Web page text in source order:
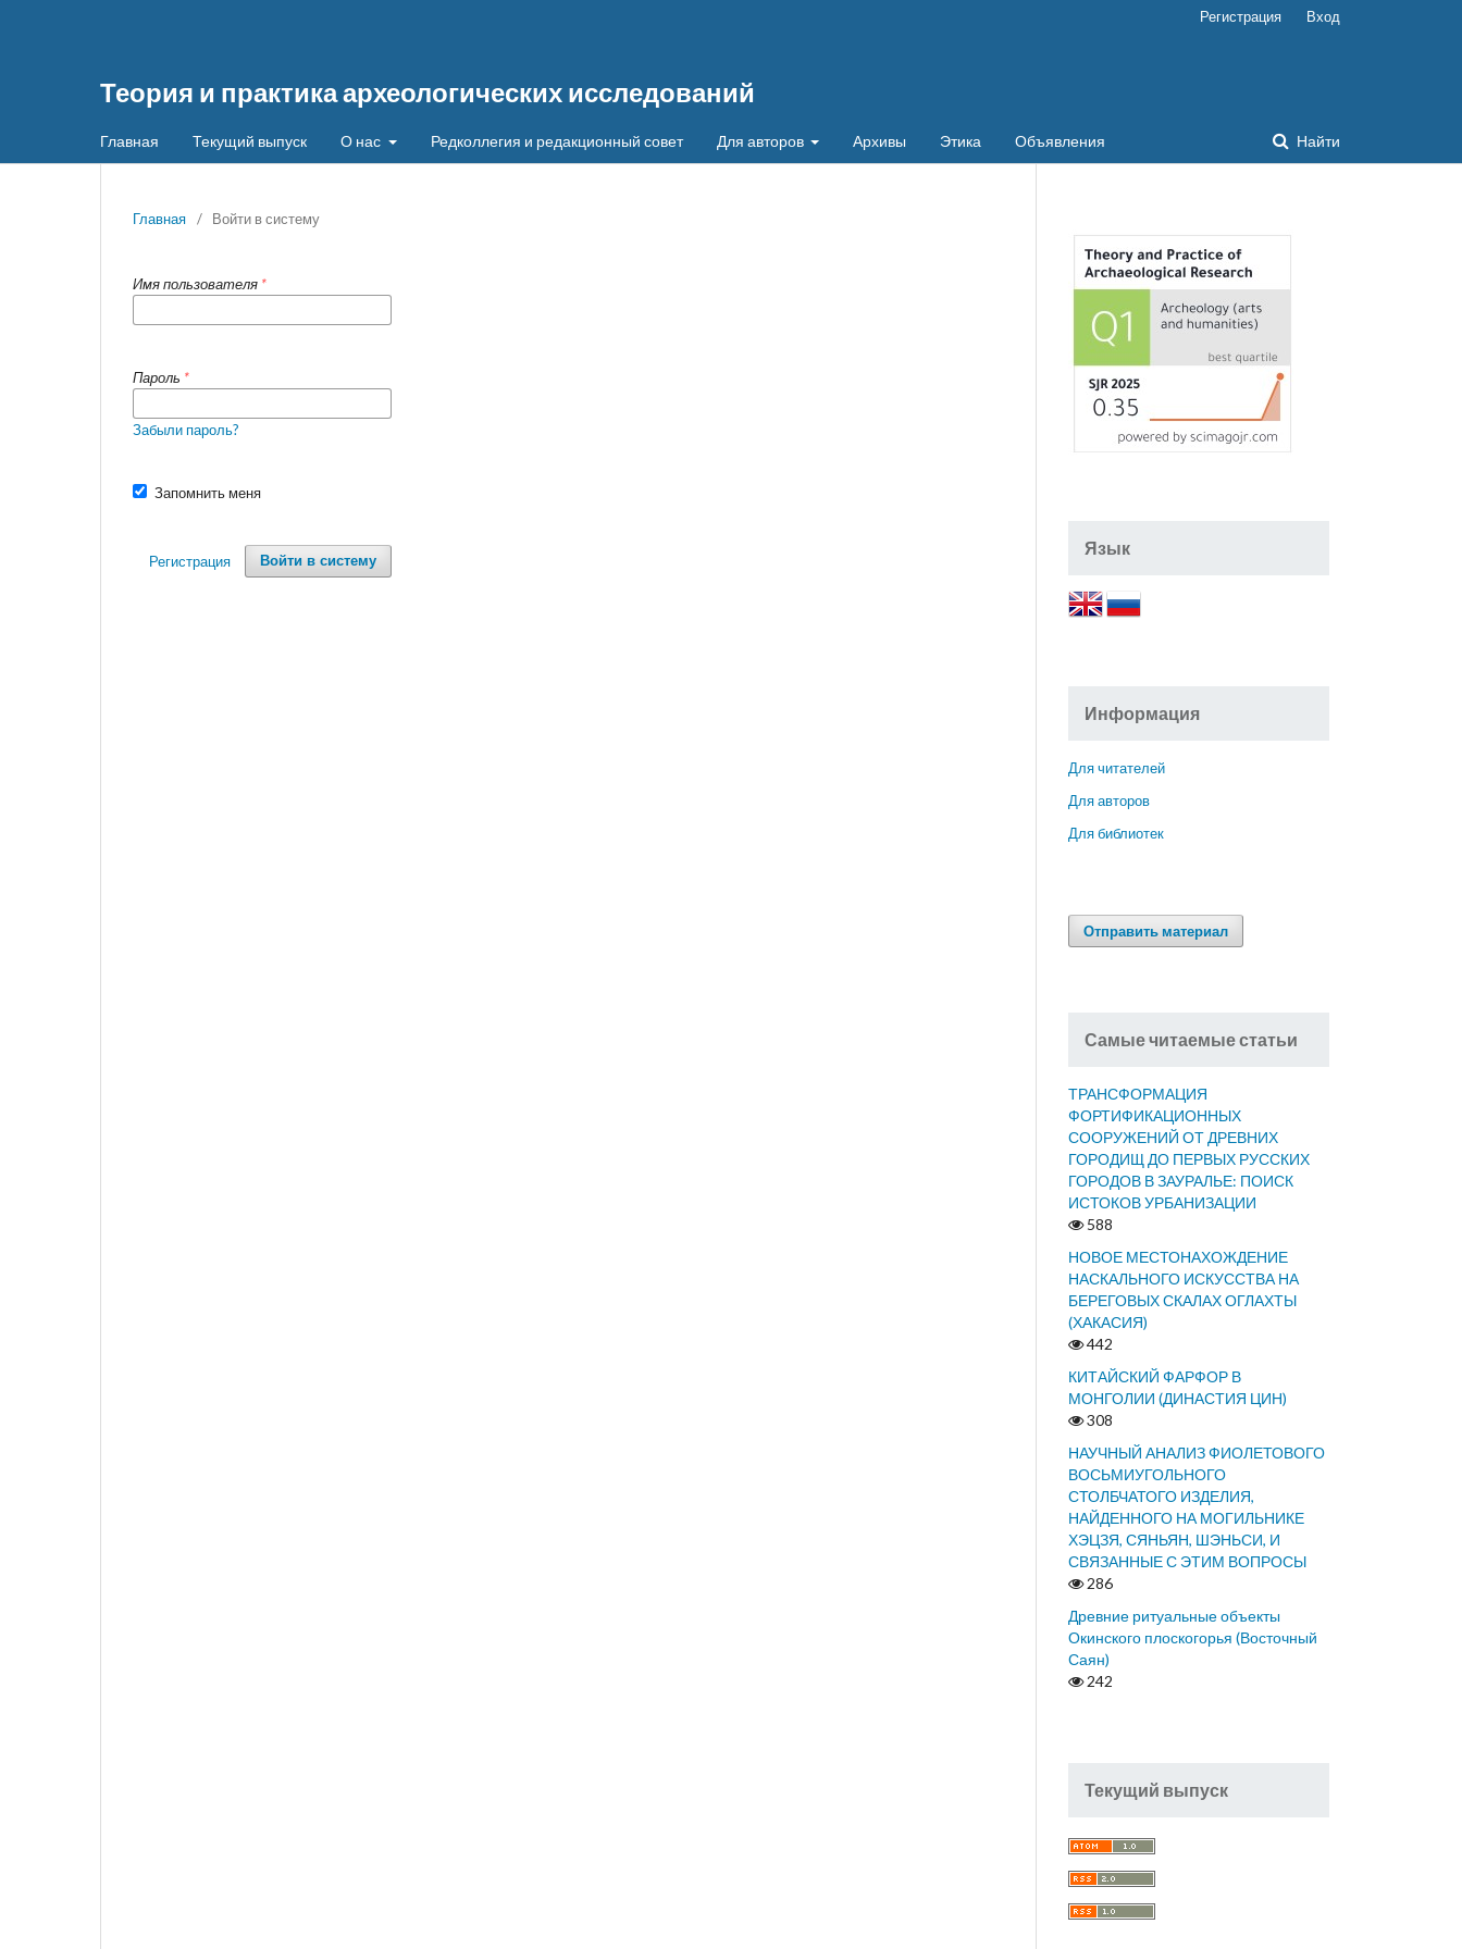
Теория и практика археологических исследований
Главная Текущий выпуск О нас Редколлегия и редакционный совет Для авторов Архивы Этика Объявления Найти
Регистрация Вход
Главная / Войти в систему
Имя пользователя *
Пароль *
Забыли пароль?
Запомнить меня
Войти в систему
Регистрация
Язык
Информация
Для читателей
Для авторов
Для библиотек
Отправить материал
Самые читаемые статьи
ТРАНСФОРМАЦИЯ
ФОРТИФИКАЦИОННЫХ
СООРУЖЕНИЙ ОТ ДРЕВНИХ
ГОРОДИЩ ДО ПЕРВЫХ РУССКИХ
ГОРОДОВ В ЗАУРАЛЬЕ: ПОИСК
ИСТОКОВ УРБАНИЗАЦИИ
588
НОВОЕ МЕСТОНАХОЖДЕНИЕ
НАСКАЛЬНОГО ИСКУССТВА НА
БЕРЕГОВЫХ СКАЛАХ ОГЛАХТЫ
(ХАКАСИЯ)
442
КИТАЙСКИЙ ФАРФОР В
МОНГОЛИИ (ДИНАСТИЯ ЦИН)
308
НАУЧНЫЙ АНАЛИЗ ФИОЛЕТОВОГО
ВОСЬМИУГОЛЬНОГО
СТОЛБЧАТОГО ИЗДЕЛИЯ,
НАЙДЕННОГО НА МОГИЛЬНИКЕ
ХЭЦЗЯ, СЯНЬЯН, ШЭНЬСИ, И
СВЯЗАННЫЕ С ЭТИМ ВОПРОСЫ
286
Древние ритуальные объекты
Окинского плоскогорья (Восточный
Саян)
242
Текущий выпуск